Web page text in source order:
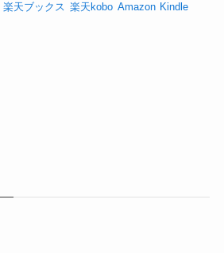
楽天ブックス 楽天kobo Amazon Kindle